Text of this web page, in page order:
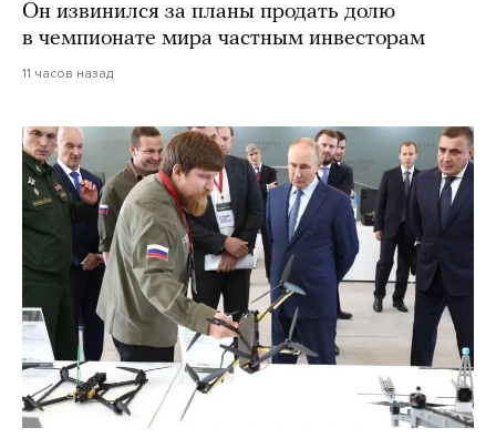
Он извинился за планы продать долю
в чемпионате мира частным инвесторам
11 часов назад